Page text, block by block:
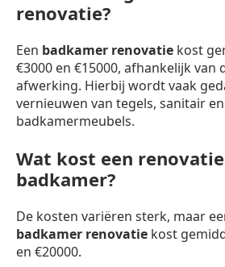
renovatie?
Een badkamer renovatie kost
€3000 en €15000, afhankelijk van
afwerking. Hierbij wordt vaak
vernieuwen van tegels, sanitair en
badkamermeubels.
Wat kost een
badkamer?
De kosten variëren sterk, maar
badkamer renovatie kost
en €20000.